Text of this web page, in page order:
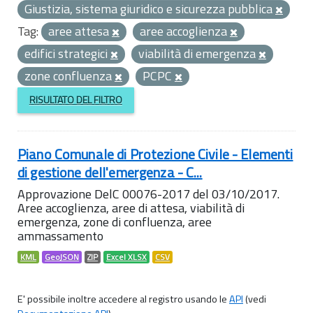
Giustizia, sistema giuridico e sicurezza pubblica
Tag: aree attesa
aree accoglienza
edifici strategici
viabilità di emergenza
zone confluenza
PCPC
RISULTATO DEL FILTRO
Piano Comunale di Protezione Civile - Elementi
di gestione dell'emergenza - C...
Approvazione DelC 00076-2017 del 03/10/2017.
Aree accoglienza, aree di attesa, viabilità di
emergenza, zone di confluenza, aree
ammassamento
KML GeoJSON ZIP Excel XLSX CSV
E' possibile inoltre accedere al registro usando leAPI(vedi